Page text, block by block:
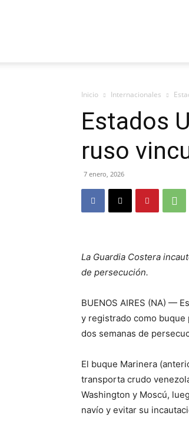
Inicio Internacionales
Estados
ruso
7 enero, 2026
La Guardia Costera
de persecución.
BUENOS AIRES (NA) —
y registrado como
dos semanas de
El buque Marinera
transporta crudo
Washington y Moscú,
navío y evitar su